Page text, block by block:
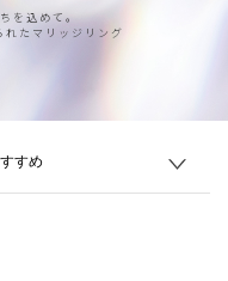
を込めて。
れたマリッジリング